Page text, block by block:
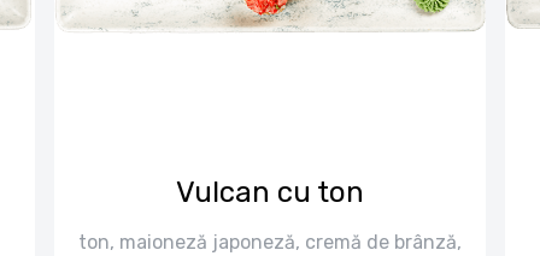
Vulcan cu ton
ton, maioneză japoneză, cremă de brânză,